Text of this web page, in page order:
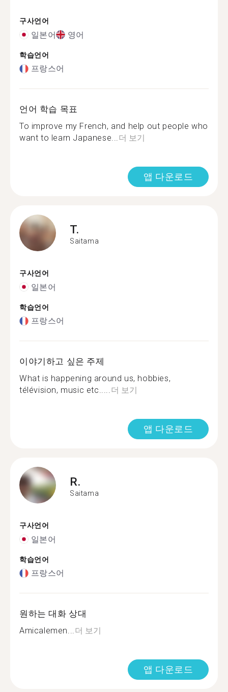
구사언어
일본어 영어
학습언어
프랑스어
언어 학습 목표
To improve my French, and help out people who
want to learn Japanese...더 보기
앱 다운로드
T.
Saitama
구사언어
일본어
학습언어
프랑스어
이야기하고 싶은 주제
What is happening around us, hobbies,
télévision, music etc.....더 보기
앱 다운로드
R.
Saitama
구사언어
일본어
학습언어
프랑스어
원하는 대화 상대
Amicalemen...더 보기
앱 다운로드